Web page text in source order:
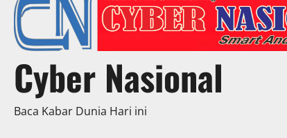
Cyber Nasional
Baca Kabar Dunia Hari ini